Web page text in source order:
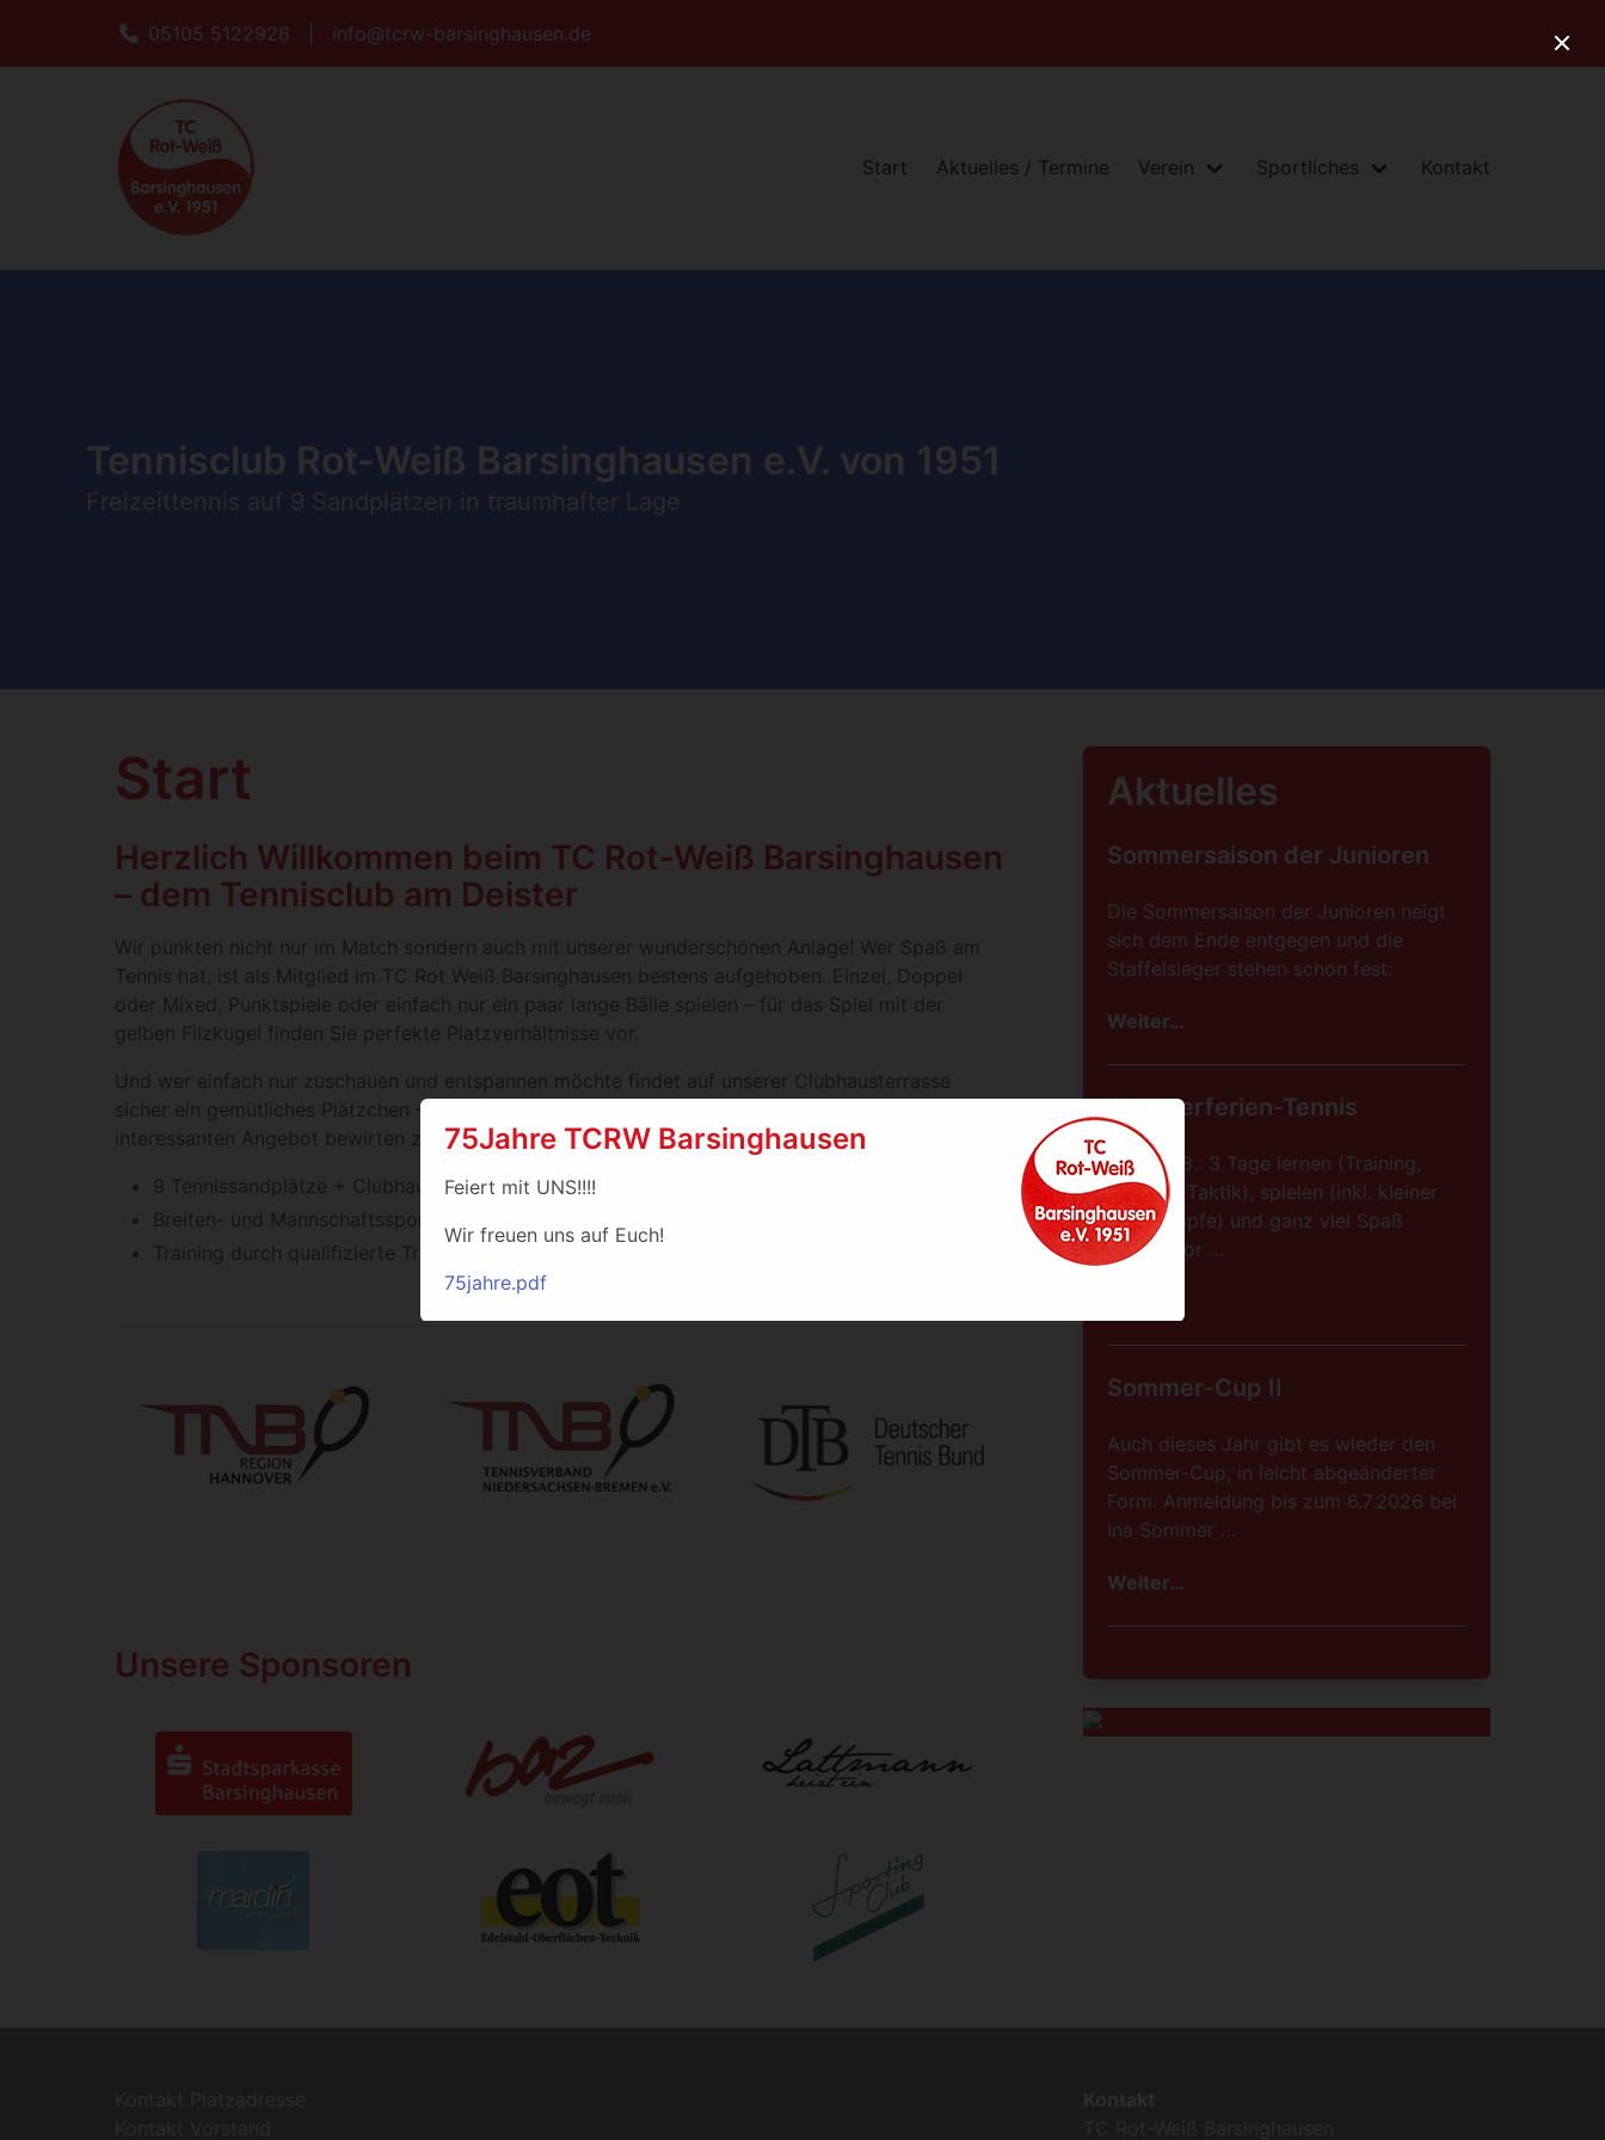
75Jahre TCRW Barsinghausen
Feiert mit UNS!!!!
Wir freuen uns auf Euch!
75jahre.pdf
05105 5122926 info@tcrw-barsinghausen.de
Start Aktuelles / Termine Verein Sportliches Kontakt
Tennisclub Rot-Weiß Barsinghausen e.V. von 1951
Start
Herzlich Willkommen beim TC Rot-Weiß Barsinghausen
– dem Tennisclub am Deister
Wir punkten nicht nur im Match sondern auch mit unserer wunderschönen Anlage! Wer Spaß am
Tennis hat, ist als Mitglied im TC Rot Weiß Barsinghausen bestens aufgehoben. Einzel, Doppel
oder Mixed, Punktspiele oder einfach nur ein paar lange Bälle spielen – für das Spiel mit der
gelben Filzkugel finden Sie perfekte Platzverhältnisse vor.
Und wer einfach nur zuschauen und entspannen möchte findet auf unserer Clubhausterrasse
sicher ein gemütliches Plätzchen – Elena und Riad freuen sich darauf, Sie dort mit einem
interessanten Angebot bewirten zu können.
9 Tennissandplätze + Clubhaus mit Gastronomie und gemütlicher Terrasse
Breiten- und Mannschaftssport in diversen Altersklassen
Training durch qualifizierte Trainer für Jugend-, Breiten- und Mannschaftssport
Unsere Sponsoren
Aktuelles
Sommersaison der Junioren
Die Sommersaison der Junioren neigt
sich dem Ende entgegen und die
Staffelsieger stehen schon fest:
Weiter…
Sommerferien-Tennis
08.-10.08.: 3 Tage lernen (Training,
Technik, Taktik), spielen (inkl. kleiner
Wettkämpfe) und ganz viel Spaß
haben, vor …
Sommer-Cup II
Auch dieses Jahr gibt es wieder den
Sommer-Cup, in leicht abgeänderter
Form. Anmeldung bis zum 6.7.2026 bei
Ina Sommer …
Weiter…